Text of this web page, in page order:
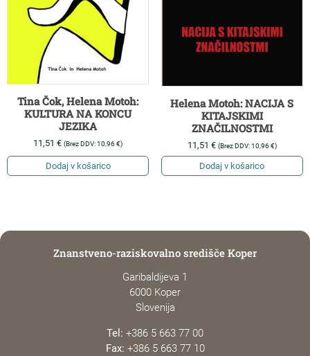
Tina Čok, Helena Motoh:
KULTURA NA KONCU
JEZIKA
11,51€ (Brez DDV:10,96€)
Dodaj v košarico
Helena Motoh: NACIJA S
KITAJSKIMI
ZNAČILNOSTMI
11,51 € (Brez DDV:10,96€)
Dodaj v košarico
Znanstveno-raziskovalno središče Koper
Garibaldijeva 1
6000 Koper
Slovenija
Tel: +386 5 663 77 00
Fax: +386 5 663 77 10